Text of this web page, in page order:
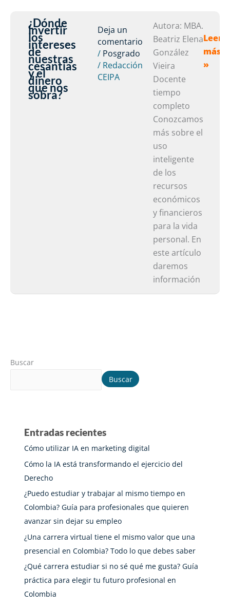
Buscar
Buscar
Entradas recientes
Cómo utilizar IA en marketing digital
Cómo la IA está transformando el ejercicio del
Derecho
¿Puedo estudiar y trabajar al mismo tiempo en
Colombia? Guía para profesionales que quieren
avanzar sin dejar su empleo
¿Una carrera virtual tiene el mismo valor que una
presencial en Colombia? Todo lo que debes saber
¿Qué carrera estudiar si no sé qué me gusta? Guía
práctica para elegir tu futuro profesional en
Colombia
¿Dónde
invertir
los
intereses
de
nuestras
cesantías
y el
dinero
que nos
sobra?
Deja un
comentario
/ Posgrado
/ Redacción
CEIPA
Autora: MBA.
Beatriz Elena
González
Vieira
Docente
tiempo
completo
Conozcamos
más sobre el
uso
inteligente
de los
recursos
económicos
y financieros
para la vida
personal. En
este artículo
daremos
información
los
Leer
más
»